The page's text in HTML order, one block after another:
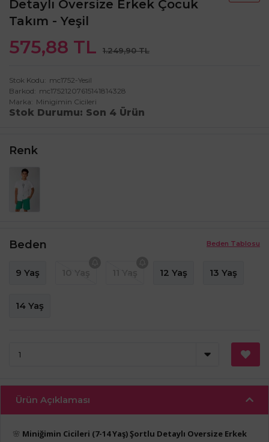
Detaylı Oversize Erkek Çocuk
Takım - Yeşil
575,88 TL 1.249,90 TL
Stok Kodu
mc1752-Yesil
Barkod
mc17521207615141814328
Marka
Minigimin Cicileri
Stok Durumu Son 4 Ürün
Renk
Beden Tablosu
Beden
9 Yaş 12 Yaş 13 Yaş
14 Yaş
Ürün Açıklaması
🌸 Miniğimin Cicileri (7-14 Yaş) Şortlu Detaylı Oversize Erkek